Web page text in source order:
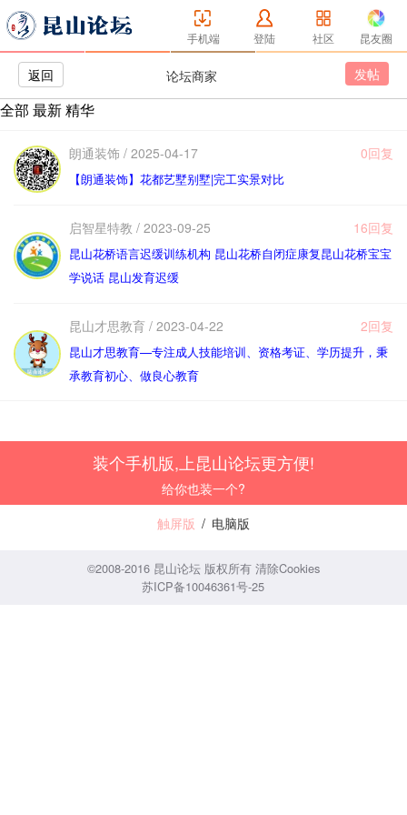
手机端 登陆 社区 昆友圈
返回 论坛商家 发帖
全部 最新精华
朗通装饰 / 2025-04-17 0回复
【朗通装饰】花都艺墅别墅|完工实景对比
启智星特教 / 2023-09-25 16回复
昆山花桥语言迟缓训练机构 昆山花桥自闭症康复昆山花桥宝宝
学说话 昆山发育迟缓
昆山才思教育 / 2023-04-22 2回复
昆山才思教育—专注成人技能培训、资格考证、学历提升，秉
承教育初心、做良心教育
装个手机版,上昆山论坛更方便!
给你也装一个?
触屏版 / 电脑版
©2008-2016 昆山论坛 版权所有 清除Cookies
苏ICP备10046361号-25